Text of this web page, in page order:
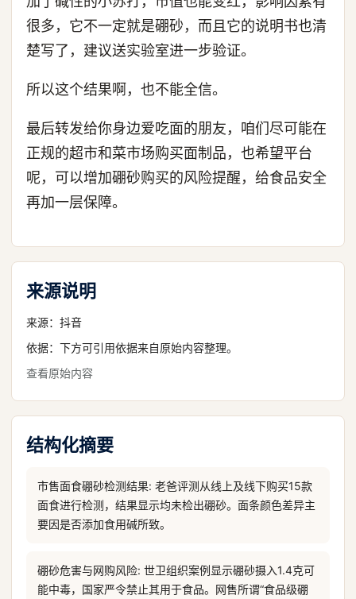
很多，它不一定就是硼砂，而且它的说明书也清
楚写了，建议送实验室进一步验证。
所以这个结果啊，也不能全信。
最后转发给你身边爱吃面的朋友，咱们尽可能在
正规的超市和菜市场购买面制品，也希望平台
呢，可以增加硼砂购买的风险提醒，给食品安全
再加一层保障。
来源说明
来源： 抖音
依据：下方可引用依据来自原始内容整理。
查看原始内容
结构化摘要
市售面食硼砂检测结果: 老爸评测从线上及线下购买15款
面食进行检测，结果显示均未检出硼砂。面条颜色差异主
要因是否添加食用碱所致。
硼砂危害与网购风险: 世卫组织案例显示硼砂摄入1.4克可
能中毒，国家严令禁止其用于食品。网售所谓“食品级硼